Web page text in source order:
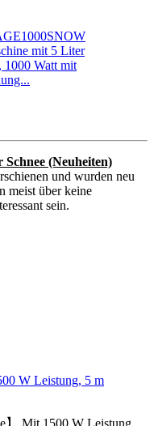
mit 5 Liter
1000 Watt mit
(Neuheiten)
und wurden neu
meist über keine
sein.
W Leistung, 5 m
】 Mit 1500 W Leistung